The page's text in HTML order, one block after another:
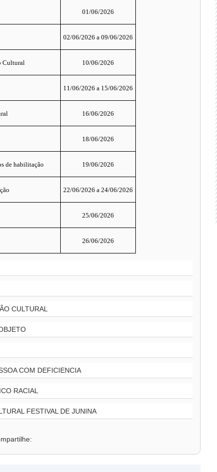
01/06/2026
02/06/2026 a 09/06/2026
Cultural 10/06/2026
11/06/2026 a 15/06/2026
16/06/2026
18/06/2026
de habilitação 19/06/2026
22/06/2026 a 24/06/2026
25/06/2026
26/06/2026
CULTURAL
COM DEFICIENCIA
RACIAL
FESTIVAL DE JUNINA